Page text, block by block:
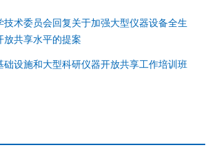
技术委员会回复关于加强大型仪器设备全生
放共享水平的提案
础设施和大型科研仪器开放共享工作培训班